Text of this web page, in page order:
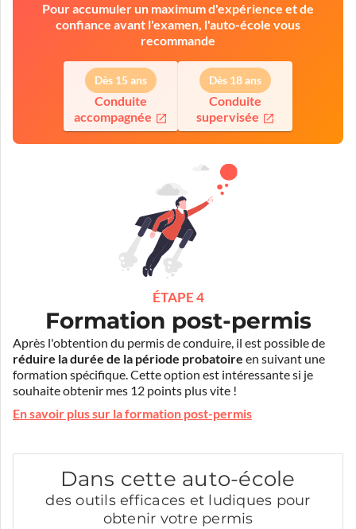
Pour accumuler un maximum d'expérience et de
confiance avant l'examen, l'auto-école vous
recommande
Dès 15 ans
Conduite
accompagnée
Dès 18 ans
Conduite
supervisée
ÉTAPE 4
Formation post-permis
Après l'obtention du permis de conduire, il est possible de
réduire la durée de la période probatoire en suivant une
formation spécifique. Cette option est intéressante si je
souhaite obtenir mes 12 points plus vite !
En savoir plus sur la formation post-permis
Dans cette auto-école
des outils efficaces et ludiques pour
obtenir votre permis